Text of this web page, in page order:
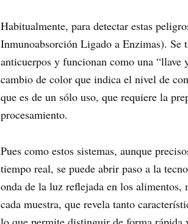
Habitualmente, para detectar estas
Inmunoabsorción Ligado a Enzimas). Se
anticuerpos y funcionan como una “llave
cambio de color que indica el nivel de
que es de un sólo uso, que requiere la
procesamiento.
Pues como estos sistemas, aunque
tiempo real, se puede abrir paso a la
onda de la luz reflejada en los alimentos,
cada muestra, que revela tanto